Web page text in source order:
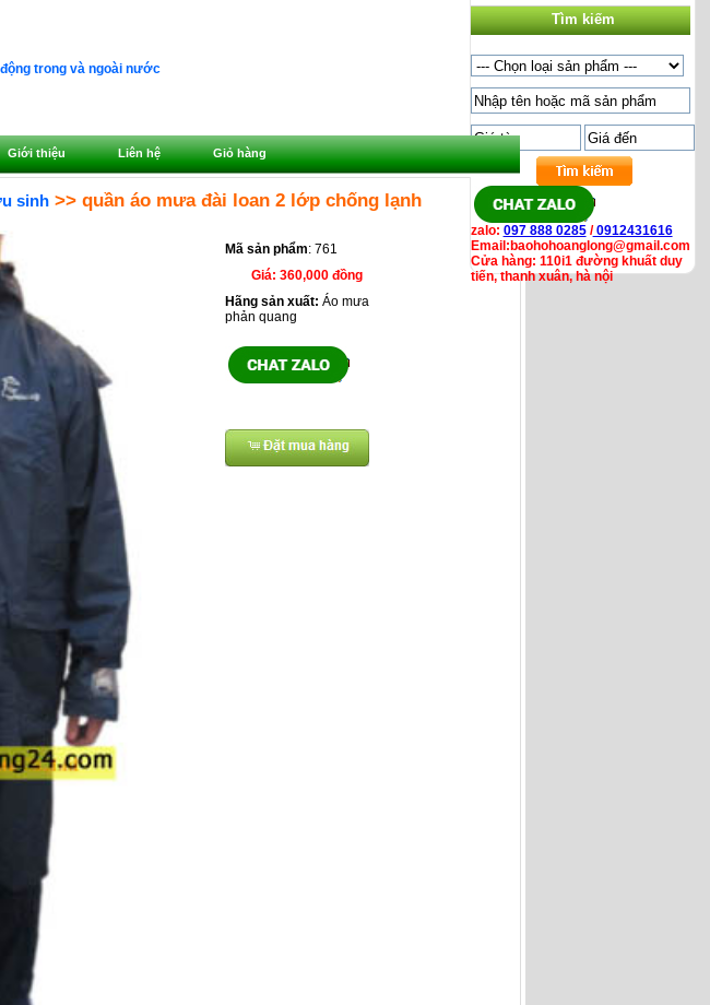
trong và ngoài nước
Tìm kiếm
zalo: 097 888 0285/0912431616
Email:baohohoanglong@gmail.com
Cửa hàng: 110i1 đường khuất duy
tiến, thanh xuân, hà nội
Giới thiệu Liên hệ Giỏ hàng
sinh >> quần áo mưa đài loan 2 lớp chống lạnh
Mã sản phẩm: 761
Giá: 360,000 đồng
Hãng sản xuất: Áo mưa
phản quang